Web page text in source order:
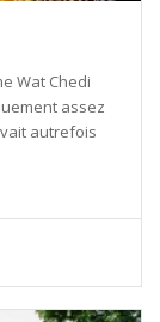
Wat Chedi
assez
autrefois